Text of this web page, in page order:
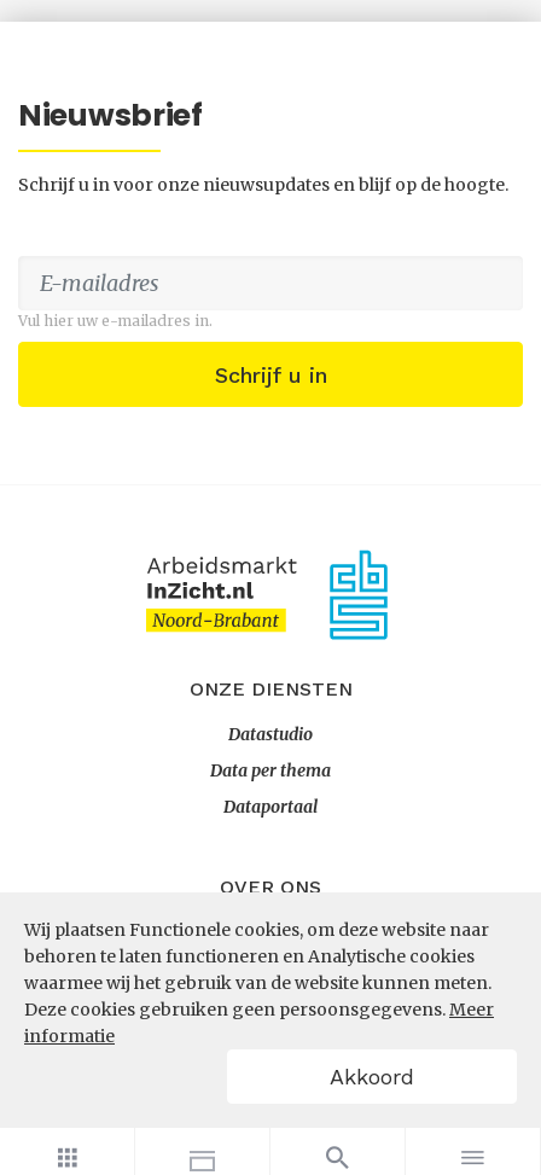
Wij plaatsen Functionele cookies, om deze website naar
behoren te laten functioneren en Analytische cookies
waarmee wij het gebruik van de website kunnen meten.
Deze cookies gebruiken geen persoonsgegevens.Meer
informatie
Akkoord
Nieuwsbrief
Schrijf u in voor onze nieuwsupdates en blijf op de hoogte.
Vul hier uw e-mailadres in.
Schrijf u in
ONZE DIENSTEN
Datastudio
Data per thema
Dataportaal
OVER ONS
InZicht
Contact